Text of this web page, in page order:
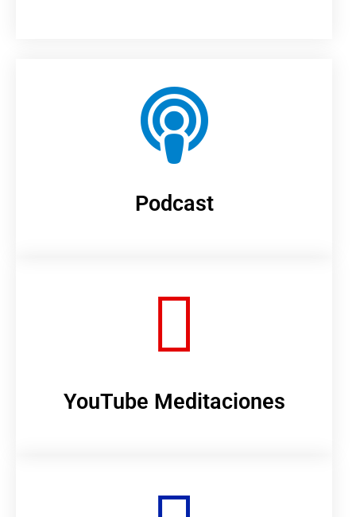
Podcast
YouTube Meditaciones